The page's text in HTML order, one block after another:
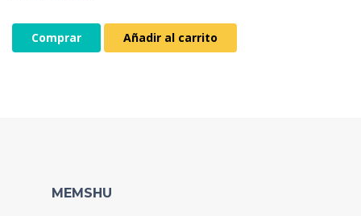
Comprar Añadir al carrito
MEMSHU